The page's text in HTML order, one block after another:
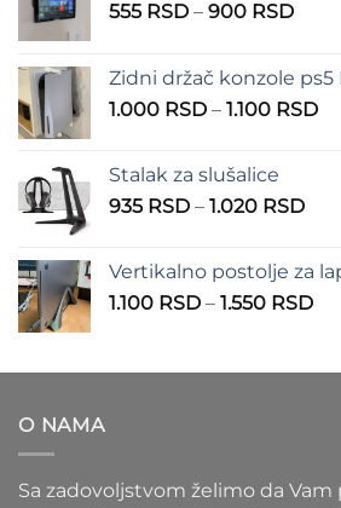
555 RSD – 900 RSD
555
do
Zidni držač konzole ps5
1.000 RSD – 1.100 RSD
Stalak za slušalice
935 RSD – 1.020 RSD
935
do
Vertikalno postolje za
1.100 RSD – 1.550 RSD
O NAMA
Sa zadovoljstvom želimo da Vam